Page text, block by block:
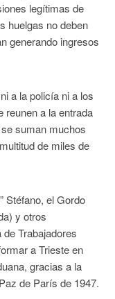
legítimas de
huelgas no deben
generando ingresos
a la policía ni a los
reunen a la entrada
suman muchos
de miles de
Stéfano, el Gordo
y otros
Trabajadores
a Trieste en
gracias a la
de París de 1947.